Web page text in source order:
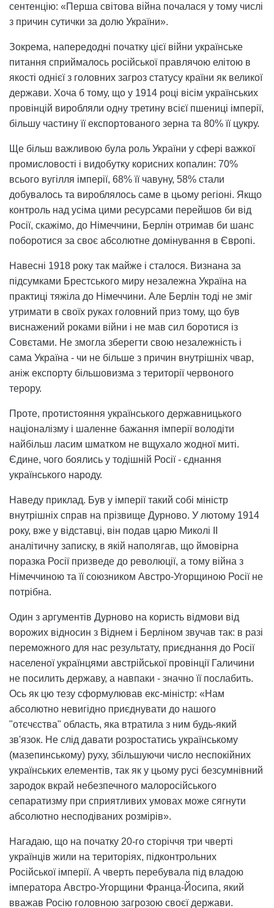
сентенцію: «Перша світова війна почалася у тому числі
з причин сутички за долю України».
Зокрема, напередодні початку цієї війни українське
питання сприймалось російської правлячою елітою в
якості однієї з головних загроз статусу країни як великої
держави. Хоча б тому, що у 1914 році вісім українських
провінцій виробляли одну третину всієї пшениці імперії,
більшу частину її експортованого зерна та 80% її цукру.
Ще більш важливою була роль України у сфері важкої
промисловості і видобутку корисних копалин: 70%
всього вугілля імперії, 68% її чавуну, 58% стали
добувалось та вироблялось саме в цьому регіоні. Якщо
контроль над усіма цими ресурсами перейшов би від
Росії, скажімо, до Німеччини, Берлін отримав би шанс
поборотися за своє абсолютне домінування в Європі.
Навесні 1918 року так майже і сталося. Визнана за
підсумками Брестського миру незалежна Україна на
практиці тяжіла до Німеччини. Але Берлін тоді не зміг
утримати в своїх руках головний приз тому, що був
виснажений роками війни і не мав сил боротися із
Совєтами. Не змогла зберегти свою незалежність і
сама Україна - чи не більше з причин внутрішніх чвар,
аніж експорту більшовизма з території червоного
терору.
Проте, протистояння українського державницького
націоналізму і шаленне бажання імперії володіти
найбільш ласим шматком не вщухало жодної миті.
Єдине, чого боялись у тодішній Росії - єднання
українського народу.
Наведу приклад. Був у імперії такий собі міністр
внутрішніх справ на прізвище Дурново. У лютому 1914
року, вже у відставці, він подав царю Миколі II
аналітичну записку, в якій наполягав, що ймовірна
поразка Росії призведе до революції, а тому війна з
Німеччиною та її союзником Австро-Угорщиною Росії не
потрібна.
Один з аргументів Дурново на користь відмови від
ворожих відносин з Віднем і Берліном звучав так: в разі
переможного для нас результату, приєднання до Росії
населеної українцями австрійської провінції Галичини
не посилить державу, а навпаки - значно її послабить.
Ось як цю тезу сформулював екс-міністр: «Нам
абсолютно невигідно приєднувати до нашого
"отєчєства" область, яка втратила з ним будь-який
зв'язок. Не слід давати розростатись українському
(мазепинському) руху, збільшуючи число неспокійних
українських елементів, так як у цьому русі безсумнівний
зародок вкрай небезпечного малоросійського
сепаратизму при сприятливих умовах може сягнути
абсолютно несподіваних розмірів».
Нагадаю, що на початку 20-го сторіччя три чверті
українців жили на територіях, підконтрольних
Російської імперії. А чверть перебувала під владою
імператора Австро-Угорщини Франца-Йосипа, який
вважав Росію головною загрозою своєї держави.